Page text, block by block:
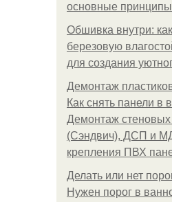
основные
Обшивка внутри:
березовую
для создания
Демонтаж
Как снять панели в
Демонтаж
(Сэндвич), ДСП и
крепления ПВХ
Делать или нет
Нужен порог в